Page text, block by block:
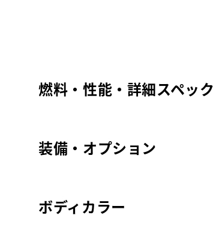
燃料・性能・詳細スペック
装備・オプション
ボディカラー